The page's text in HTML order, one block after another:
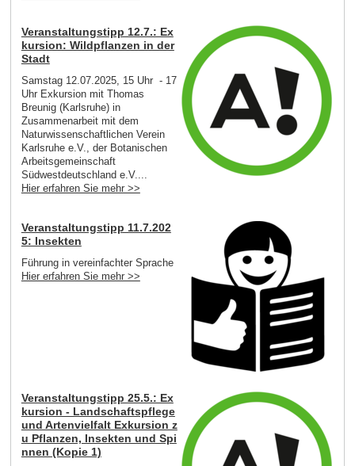
Veranstaltungstipp 12.7.: Ex
kursion: Wildpflanzen in der
Stadt
Samstag 12.07.2025, 15 Uhr - 17
Uhr Exkursion mit Thomas
Breunig (Karlsruhe) in
Zusammenarbeit mit dem
Naturwissenschaftlichen Verein
Karlsruhe e.V., der Botanischen
Arbeitsgemeinschaft
Südwestdeutschland e.V....
Hier erfahren Sie mehr >>
Veranstaltungstipp 11.7.202
5: Insekten
Führung in vereinfachter Sprache
Hier erfahren Sie mehr >>
Veranstaltungstipp 25.5.: Ex
kursion - Landschaftspflege
und Artenvielfalt Exkursion z
u Pflanzen, Insekten und Spi
nnen (Kopie 1)